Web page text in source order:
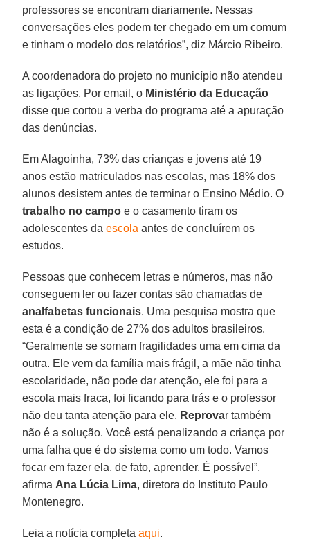
professores se encontram diariamente. Nessas
conversações eles podem ter chegado em um comum
e tinham o modelo dos relatórios”, diz Márcio Ribeiro.
A coordenadora do projeto no município não atendeu
as ligações. Por email, o Ministério da Educação
disse que cortou a verba do programa até a apuração
das denúncias.
Em Alagoinha, 73% das crianças e jovens até 19
anos estão matriculados nas escolas, mas 18% dos
alunos desistem antes de terminar o Ensino Médio. O
trabalho no campo e o casamento tiram os
adolescentes daescola antes de concluírem os
estudos.
Pessoas que conhecem letras e números, mas não
conseguem ler ou fazer contas são chamadas de
analfabetas funcionais. Uma pesquisa mostra que
esta é a condição de 27% dos adultos brasileiros.
“Geralmente se somam fragilidades uma em cima da
outra. Ele vem da família mais frágil, a mãe não tinha
escolaridade, não pode dar atenção, ele foi para a
escola mais fraca, foi ficando para trás e o professor
não deu tanta atenção para ele. Reprovar também
não é a solução. Você está penalizando a criança por
uma falha que é do sistema como um todo. Vamos
focar em fazer ela, de fato, aprender. É possível”,
afirma Ana Lúcia Lima, diretora do Instituto Paulo
Montenegro.
Leia a notícia completaaqui.